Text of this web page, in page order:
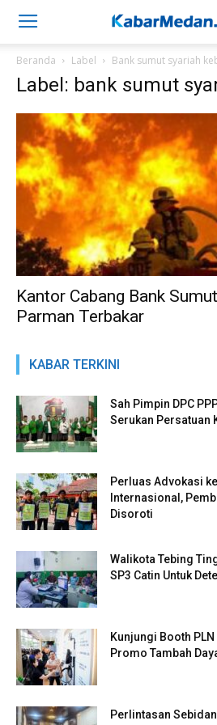
Beranda Label Bank sumut syariah
Label: bank sumut
Kantor Cabang Bank
Parman Terbakar
KABAR TERKINI
Sah Pimpin DPC
Serukan Persatuan
Perluas Advokasi
Internasional,
Disoroti
Walikota Tebing
SP3 Catin Untuk
Kunjungi Booth
Promo Tambah
Perlintasan